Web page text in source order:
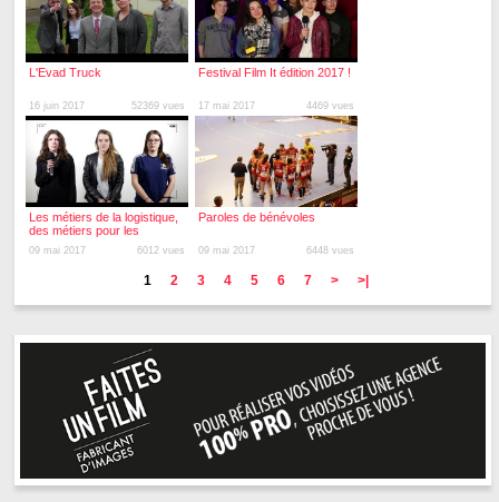
L'Evad Truck
16 juin 2017 52369 vues
Festival Film It édition 2017 !
17 mai 2017 4469 vues
Les métiers de la logistique,
des métiers pour les
femmes ?
09 mai 2017 6012 vues
Paroles de bénévoles
09 mai 2017 6448 vues
1 2 3 4 5 6 7 > >|